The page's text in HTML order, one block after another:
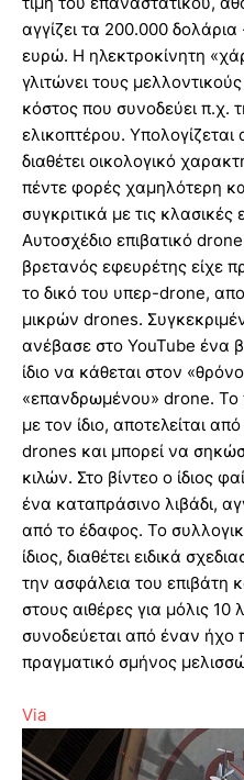
αγγίζει τα 200.000
ευρώ. Η ηλεκτροκίνητη
γλιτώνει τους
κόστος που συνοδεύει π.χ.
ελικοπτέρου.
διαθέτει οικολογικό
πέντε φορές χαμηλότερη
συγκριτικά με τις κλασικές
Αυτοσχέδιο επιβατικό
βρετανός εφευρέτης είχε
το δικό του υπερ-drone,
μικρών drones.
ανέβασε στο YouTube ένα
ίδιο να κάθεται στον
«επανδρωμένου» drone.
με τον ίδιο, αποτελείται
drones και μπορεί να
κιλών. Στο βίντεο ο ίδιος
ένα καταπράσινο λιβάδι,
από το έδαφος. Το
ίδιος, διαθέτει ειδικά
την ασφάλεια του επιβάτη
στους αιθέρες για μόλις
συνοδεύεται από έναν ήχο
πραγματικό σμήνος
Via